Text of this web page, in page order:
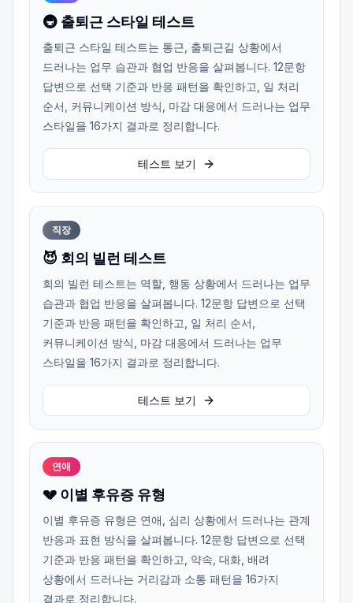
🚇 출퇴근 스타일 테스트
출퇴근 스타일 테스트는 통근, 출퇴근길 상황에서
드러나는 업무 습관과 협업 반응을 살펴봅니다. 12문항
답변으로 선택 기준과 반응 패턴을 확인하고, 일 처리
순서, 커뮤니케이션 방식, 마감 대응에서 드러나는 업무
스타일을 16가지 결과로 정리합니다.
테스트 보기
직장
😈 회의 빌런 테스트
회의 빌런 테스트는 역할, 행동 상황에서 드러나는 업무
습관과 협업 반응을 살펴봅니다. 12문항 답변으로 선택
기준과 반응 패턴을 확인하고, 일 처리 순서,
커뮤니케이션 방식, 마감 대응에서 드러나는 업무
스타일을 16가지 결과로 정리합니다.
테스트 보기
연애
💔 이별 후유증 유형
이별 후유증 유형은 연애, 심리 상황에서 드러나는 관계
반응과 표현 방식을 살펴봅니다. 12문항 답변으로 선택
기준과 반응 패턴을 확인하고, 약속, 대화, 배려
상황에서 드러나는 거리감과 소통 패턴을 16가지
결과로 정리합니다.